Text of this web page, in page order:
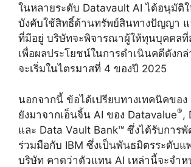
ในหลายระดับ Datavault AI ได้อนุมัติ
บังคับใช้สิทธิ์ด้านทรัพย์สินทางปัญญา แ
ที่มีอยู่ บริษัทจะพิจารณาผู้ให้ทุนบุคคลที่
เพื่อผลประโยชน์ในการดำเนินคดีดังก
จะเริ่มในไตรมาสที่ 4 ของปี 2025
นอกจากนี้ ข้อได้เปรียบทางเทคนิคของ
ยังมาจากเอ็นจิ้น AI ของ Datavalue®,
และ Data Vault Bank™ ซึ่งได้รับการ
ร่วมมือกับ IBM ซึ่งเป็นพันธมิตรระดับแ
บริษัท คาดว่าตัวแทน AI เหล่านี้จะจำห